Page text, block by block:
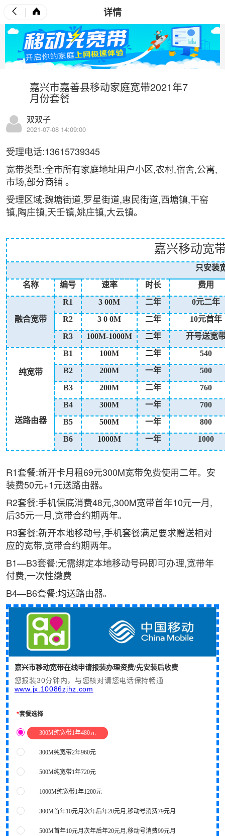
详情
嘉兴市嘉善县移动家庭宽带2021年7
月份套餐
双双子
2021-07-08 14:09:00
受理电话:13615739345
宽带类型:全市所有家庭地址用户小区,农村,宿舍,公寓,
市场,部分商铺 。
受理区域:魏塘街道,罗星街道,惠民街道,西塘镇,干窑
镇,陶庄镇,天壬镇,姚庄镇,大云镇。
嘉兴移动宽
只安装
名称
编号 速率 时长 费用
融合宽带
R1 3 00M 二年
0元二年
R2
3 0 0M 二年
10元首年
R3
100M-1000M 二年 开号送宽
纯宽带
送路由器
B1 100M 二年
540
B2
200M 一年
500
B3
200M 二年
760
B4
300M 一年
700
B5
500M 一年
800
B6
1000M 一年 1000
R1套餐:新开卡月租69元300M宽带免费使用二年。安
装费50元+1元送路由器。
R2套餐:手机保底消费48元,300M宽带首年10元一月,
后35元一月,宽带合约期两年。
R3套餐:新开本地移动号,手机套餐满足要求赠送相对
应的宽带,宽带合约期两年。
B1—B3套餐:无需绑定本地移动号码即可办理,宽带年
付费,一次性缴费
B4—B6套餐:均送路由器。